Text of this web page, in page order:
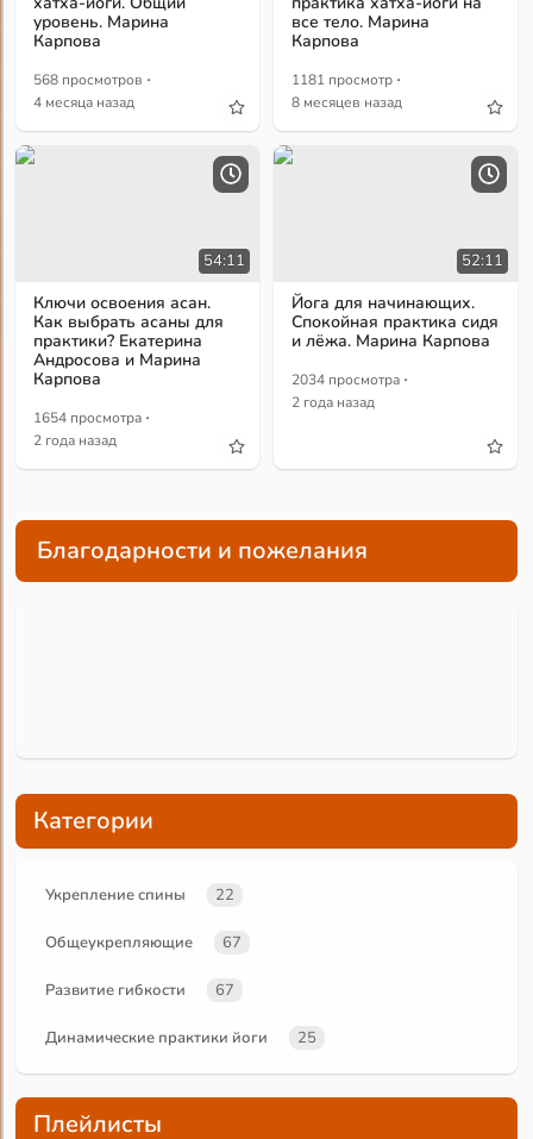
уровень. Марина
Карпова
568 просмотров ·
4 месяца назад
все тело. Марина
Карпова
1181 просмотр ·
8 месяцев назад
54:11
Ключи освоения асан.
Как выбрать асаны для
практики? Екатерина
Андросова и Марина
Карпова
1654 просмотра ·
2 года назад
52:11
Йога для начинающих.
Спокойная практика сидя
и лёжа. Марина Карпова
2034 просмотра ·
2 года назад
Благодарности и пожелания
Категории
Укрепление спины 22
Общеукрепляющие 67
Развитие гибкости 67
Динамические практики йоги 25
Плейлисты